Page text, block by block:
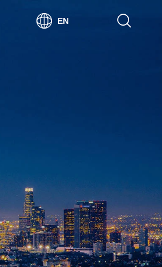
EN